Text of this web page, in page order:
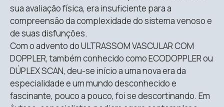
sua avaliação física, era insuficiente para a
compreensão da complexidade do sistema venoso e
de suas disfunções.
Com o advento do ULTRASSOM VASCULAR COM
DOPPLER, também conhecido como ECODOPPLER ou
DÚPLEX SCAN, deu-se início a uma nova era da
especialidade e um mundo desconhecido e
fascinante, pouco a pouco, foi se descortinando. Em